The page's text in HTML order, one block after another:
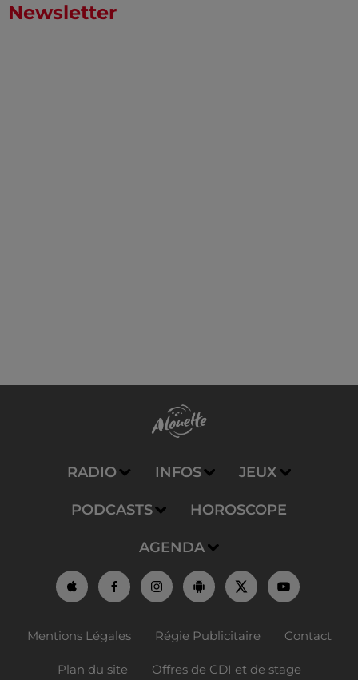
Newsletter
RADIO INFOS JEUX
PODCASTS HOROSCOPE
AGENDA
Mentions Légales Régie Publicitaire Contact
Plan du site Offres de CDI et de stage